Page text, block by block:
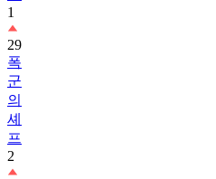
1
29
폭
군
의
셰
프
2